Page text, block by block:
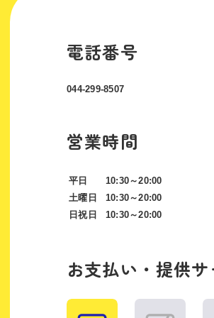
電話番号
044-299-8507
営業時間
平日
10:30～20:00
土曜日
10:30～20:00
日祝日
10:30～20:00
お支払い・提供